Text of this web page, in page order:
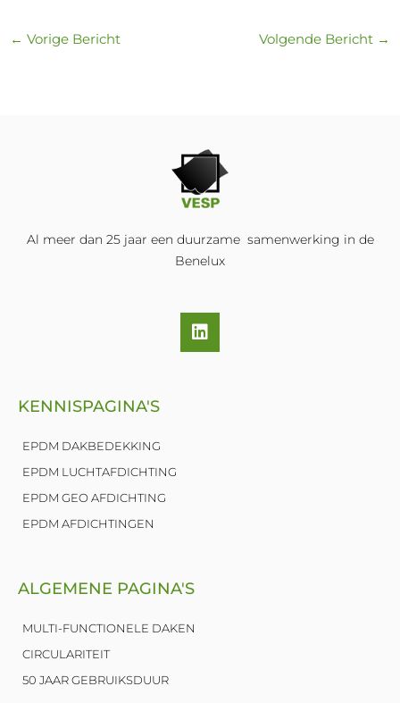
← Vorige Bericht Volgende Bericht →
Al meer dan 25 jaar een duurzame samenwerking in de
Benelux
L
i
n
KENNISPAGINA'S
EPDM DAKBEDEKKING
EPDM LUCHTAFDICHTING
EPDM GEO AFDICHTING
EPDM AFDICHTINGEN
ALGEMENE PAGINA'S
MULTI-FUNCTIONELE DAKEN
CIRCULARITEIT
50 JAAR GEBRUIKSDUUR